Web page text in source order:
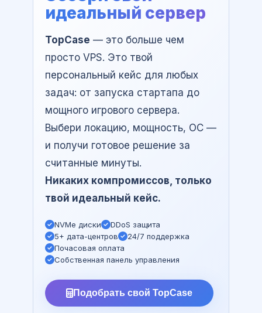
идеальный сервер
TopCase — это больше чем
просто VPS. Это твой
персональный кейс для любых
задач: от запуска стартапа до
мощного игрового сервера.
Выбери локацию, мощность, ОС —
и получи готовое решение за
считанные минуты.
Никаких компромиссов, только
твой идеальный кейс.
NVMe диски
DDoS защита
5+ дата-центров
24/7 поддержка
Почасовая оплата
Собственная панель управления
Подобрать свой TopCase